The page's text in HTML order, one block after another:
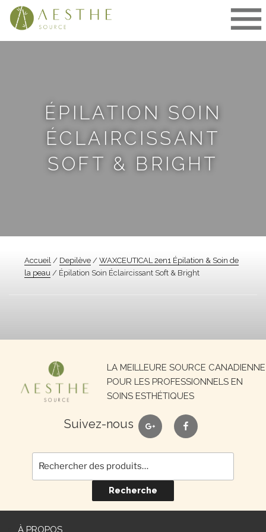
Aller
ÉPILATION SOIN
ÉCLAIRCISSANT
SOFT & BRIGHT
Accueil / Depilève / WAXCEUTICAL 2en1 Épilation & Soin de
la peau / Épilation Soin Éclaircissant Soft & Bright
LA MEILLEURE SOURCE CANADIENNE
POUR LES PROFESSIONNELS EN
SOINS ESTHÉTIQUES
Suivez-nous google facebook
Recherche
pour :
Recherche
À PROPOS